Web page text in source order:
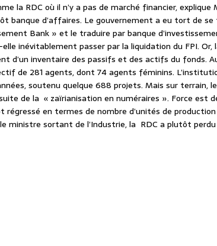
la RDC où il n’y a pas de marché financier,
banque d’affaires. Le gouvernement a eu tort de se
Bank » et le traduire par banque
inévitablement passer par la liquidation du FPI. Or,
d’un inventaire des passifs et des actifs du fonds.
de 281 agents, dont 74 agents féminins.
soutenu quelque 688 projets. Mais sur terrain, le
de la « zaïrianisation en numéraires ». Force est
régressé en termes de nombre d’unités de
ministre sortant de l’Industrie, la RDC a plutôt